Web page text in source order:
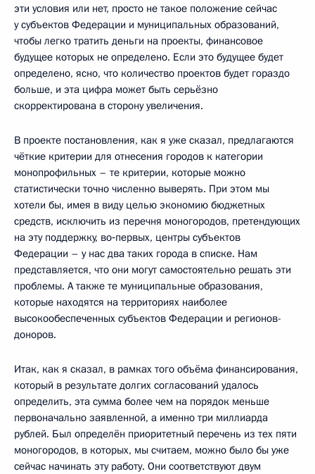
эти условия или нет, просто не такое положение сейчас
у субъектов Федерации и муниципальных образований,
чтобы легко тратить деньги на проекты, финансовое
будущее которых не определено. Если это будущее будет
определено, ясно, что количество проектов будет гораздо
больше, и эта цифра может быть серьёзно
скорректирована в сторону увеличения.
В проекте постановления, как я уже сказал, предлагаются
чёткие критерии для отнесения городов к категории
монопрофильных – те критерии, которые можно
статистически точно численно выверять. При этом мы
хотели бы, имея в виду целью экономию бюджетных
средств, исключить из перечня моногородов, претендующих
на эту поддержку, во‑первых, центры субъектов
Федерации – у нас два таких города в списке. Нам
представляется, что они могут самостоятельно решать эти
проблемы. А также те муниципальные образования,
которые находятся на территориях наиболее
высокообеспеченных субъектов Федерации и регионов-
доноров.
Итак, как я сказал, в рамках того объёма финансирования,
который в результате долгих согласований удалось
определить, эта сумма более чем на порядок меньше
первоначально заявленной, а именно три миллиарда
рублей. Был определён приоритетный перечень из тех пяти
моногородов, в которых, мы считаем, можно было бы уже
сейчас начинать эту работу. Они соответствуют двум